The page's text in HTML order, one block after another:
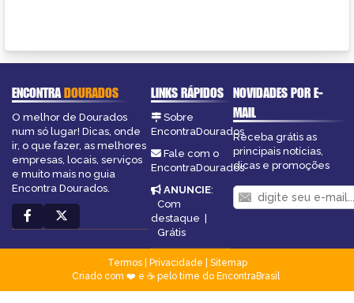
ENCONTRADOURADOS
O melhor de Dourados
num só lugar! Dicas, onde
ir, o que fazer, as melhores
empresas, locais, serviços
e muito mais no guia
Encontra Dourados.
LINKS RÁPIDOS
Sobre
EncontraDourados
Fale com o
EncontraDourados
ANUNCIE:
Com
destaque
Grátis
NOVIDADES POR E-
MAIL
Receba grátis as
principais notícias,
dicas e promoções
Termos| Privacidade
Sitemap
Criado com ❤️ e ☕ pelo time do EncontraBrasil